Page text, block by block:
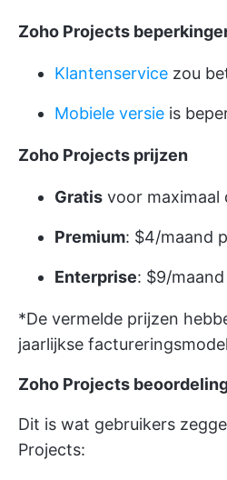
Zoho Projects
Klantenservice zou
Mobiele versie is
Zoho Projects prijzen
Gratis voor maximaal
Premium: $4/maand
Enterprise: $9/
*De vermelde prijzen
jaarlijkse factureringsmodel
Zoho Projects
Dit is wat gebruikers
Projects: